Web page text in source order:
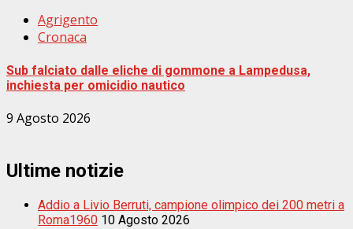
Agrigento
Cronaca
Sub falciato dalle eliche di gommone a Lampedusa,
inchiesta per omicidio nautico
9 Agosto 2026
Ultime notizie
Addio a Livio Berruti, campione olimpico dei 200 metri a
Roma1960 10 Agosto 2026